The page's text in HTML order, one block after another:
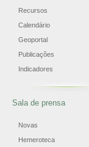
Recursos
Calendário
Geoportal
Publicações
Indicadores
Sala de prensa
Novas
Hemeroteca